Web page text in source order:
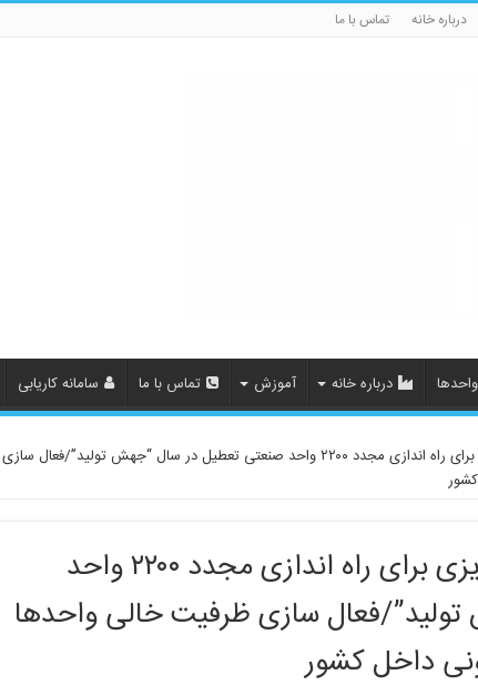
درباره خانه تماس با ما
درباره خانه آموزش تماس با ما سامانه کاریابی
وزیر صمت اعلام کرد: برنامه ریزی برای راه اندازی مجدد ۲۲۰۰ واحد صنعتی تعطیل در سال “جهش تولید”/فعال سازی
وزیر صمت اعلام کرد: برنامه ریزی برای راه اندازی مجدد ۲۲۰۰ واحد
فعال سازی ظرفیت خالی واحدها